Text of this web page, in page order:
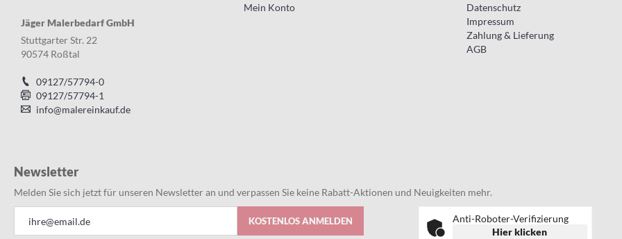
Jäger Malerbedarf GmbH
Stuttgarter Str. 22
90574 Roßtal
09127/57794-0
09127/57794-1
info@malereinkauf.de
Mein Konto
Datenschutz
Impressum
Zahlung & Lieferung
AGB
Newsletter
Melden Sie sich jetzt für unseren Newsletter an und verpassen Sie keine Rabatt-Aktionen und Neuigkeiten mehr.
zum
KOSTENLOS ANMELDEN
Anti-Roboter-Verifizierung
Hier klicken